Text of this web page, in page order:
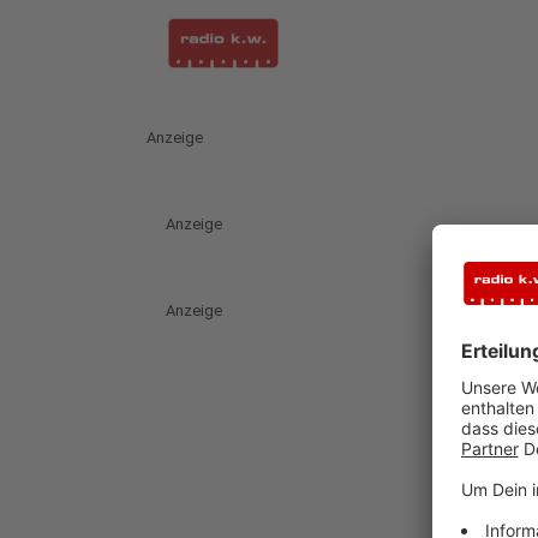
Anzeige
Anzeige
Anzeige